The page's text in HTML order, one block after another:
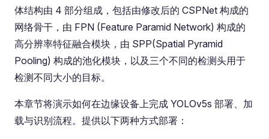
体结构由 4 部分组成，包括由修改后的 CSPNet 构成的
网络骨干，由 FPN (Feature Paramid Network) 构成的
高分辨率特征融合模块，由 SPP(Spatial Pyramid
Pooling) 构成的池化模块，以及三个不同的检测头用于
检测不同大小的目标。
本章节将演示如何在边缘设备上完成 YOLOv5s 部署、加
载与识别流程。提供以下两种方式部署：